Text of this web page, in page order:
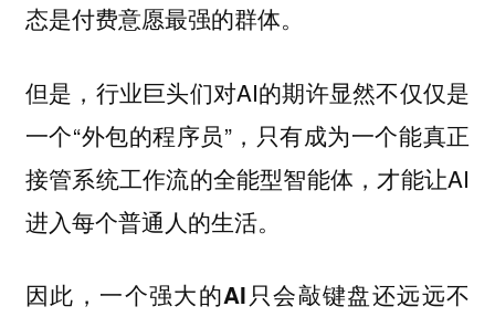
态是付费意愿最强的群体。
但是，行业巨头们对AI的期许显然不仅仅是
一个“外包的程序员”，只有成为一个能真正
接管系统工作流的全能型智能体，才能让AI
进入每个普通人的生活。
因此， 一个强大的AI只会敲键盘还远远不